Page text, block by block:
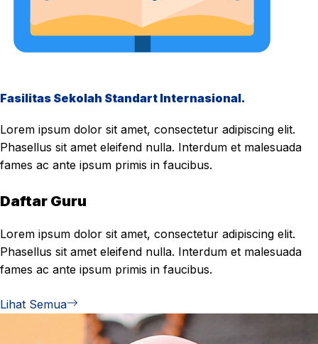
Fasilitas Sekolah Standart Internasional.
Lorem ipsum dolor sit amet, consectetur adipiscing elit.
Phasellus sit amet eleifend nulla. Interdum et malesuada
fames ac ante ipsum primis in faucibus.
Daftar Guru
Lorem ipsum dolor sit amet, consectetur adipiscing elit.
Phasellus sit amet eleifend nulla. Interdum et malesuada
fames ac ante ipsum primis in faucibus.
Lihat Semua